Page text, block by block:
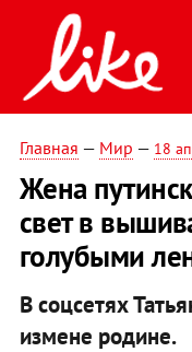
Главная — Мир — 18
Жена
свет в
голубыми
В соцсетях
измене родине.